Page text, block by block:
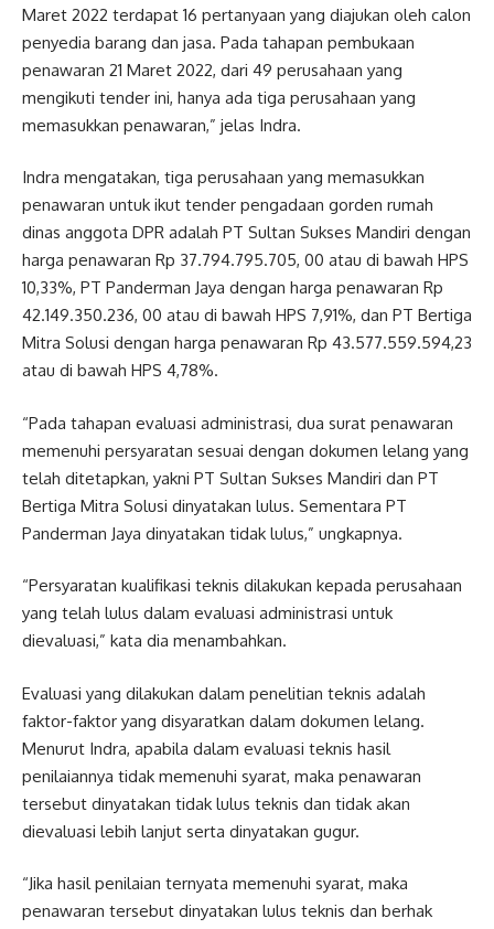
Maret 2022 terdapat 16 pertanyaan yang diajukan oleh calon
penyedia barang dan jasa. Pada tahapan pembukaan
penawaran 21 Maret 2022, dari 49 perusahaan yang
mengikuti tender ini, hanya ada tiga perusahaan yang
memasukkan penawaran,” jelas Indra.
Indra mengatakan, tiga perusahaan yang memasukkan
penawaran untuk ikut tender pengadaan gorden rumah
dinas anggota DPR adalah PT Sultan Sukses Mandiri dengan
harga penawaran Rp 37.794.795.705, 00 atau di bawah HPS
10,33%, PT Panderman Jaya dengan harga penawaran Rp
42.149.350.236, 00 atau di bawah HPS 7,91%, dan PT Bertiga
Mitra Solusi dengan harga penawaran Rp 43.577.559.594,23
atau di bawah HPS 4,78%.
“Pada tahapan evaluasi administrasi, dua surat penawaran
memenuhi persyaratan sesuai dengan dokumen lelang yang
telah ditetapkan, yakni PT Sultan Sukses Mandiri dan PT
Bertiga Mitra Solusi dinyatakan lulus. Sementara PT
Panderman Jaya dinyatakan tidak lulus,” ungkapnya.
“Persyaratan kualifikasi teknis dilakukan kepada perusahaan
yang telah lulus dalam evaluasi administrasi untuk
dievaluasi,” kata dia menambahkan.
Evaluasi yang dilakukan dalam penelitian teknis adalah
faktor-faktor yang disyaratkan dalam dokumen lelang.
Menurut Indra, apabila dalam evaluasi teknis hasil
penilaiannya tidak memenuhi syarat, maka penawaran
tersebut dinyatakan tidak lulus teknis dan tidak akan
dievaluasi lebih lanjut serta dinyatakan gugur.
“Jika hasil penilaian ternyata memenuhi syarat, maka
penawaran tersebut dinyatakan lulus teknis dan berhak